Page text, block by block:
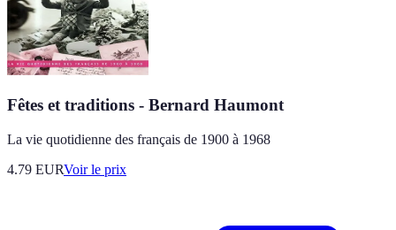
Fêtes et traditions - Bernard Haumont
La vie quotidienne des français de 1900 à 1968
4.79 EURVoir le prix